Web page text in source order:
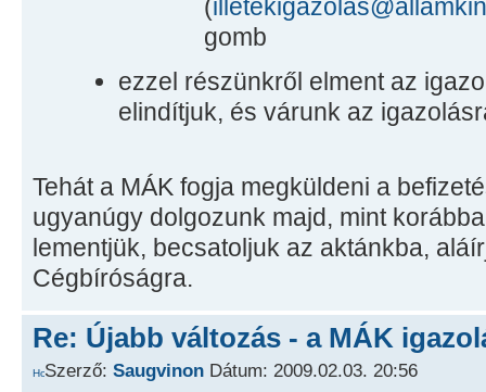
(
gomb
ezzel részünkről elment az
elindítjuk, és várunk az
Tehát a MÁK fogja megküldeni a
ugyanúgy dolgozunk majd, mint
lementjük, becsatoljuk az aktánkba,
Cégbíróságra.
Re: Újabb változás - a MÁK
Szerző: Saugvinon Dátum: 2009.02.03. 20:56